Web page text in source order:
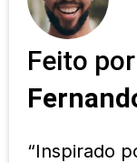
Feito por
“Inspirado